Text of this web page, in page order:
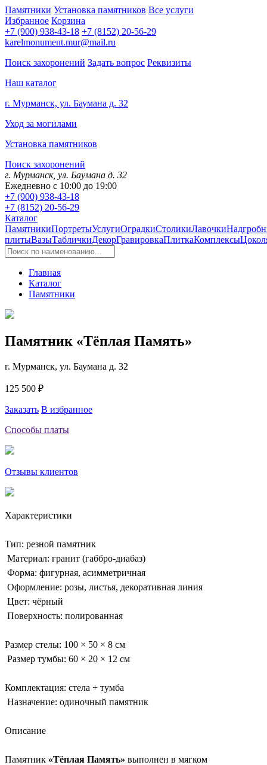
Памятники Установка памятников Все услуги
Избранное Корзина
+7 (900) 938-43-18 +7 (8152) 20-56-29
karelmonument.mur@mail.ru
Поиск захоронений Задать вопрос Реквизиты
Наш каталог
г. Мурманск, ул. Баумана д. 32
Уход за могилами
Установка памятников
Поиск захоронений
г. Мурманск, ул. Баумана д. 32
Ежедневно с 10:00 до 19:00
+7 (900) 938-43-18
+7 (8152) 20-56-29
Каталог
ПамятникиПортретыУслугиОградкиСтоликиЛавочки
плитыВазыТабличкиДекорГравировкаПлиткаКомплексы
Главная
Каталог
Памятники
Памятник «Тёплая Память»
г. Мурманск, ул. Баумана д. 32
125 500 ₽
Заказать В избранное
Способы платы
Отзывы клиентов
Характеристики
Тип: резной памятник
Материал: гранит (габбро-диабаз)
Форма: фигурная, асимметричная
Оформление: розы, листья, декоративная линия
Цвет: чёрный
Поверхность: полированная
Размер стелы: 100 × 50 × 8 см
Размер тумбы: 60 × 20 × 12 см
Комплектация: стела + тумба
Назначение: одиночный памятник
Описание
Памятник «Тёплая Память» выполнен в мягком